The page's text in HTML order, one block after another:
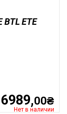
BTL ETE
6989,00₴
Нет в наличии